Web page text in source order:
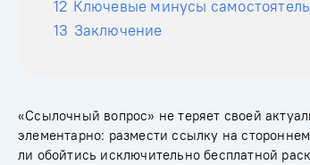
12 Ключевые минусы
13 Заключение
«Ссылочный вопрос» не теряет своей
элементарно: размести ссылку на
ли обойтись исключительно бесплатной